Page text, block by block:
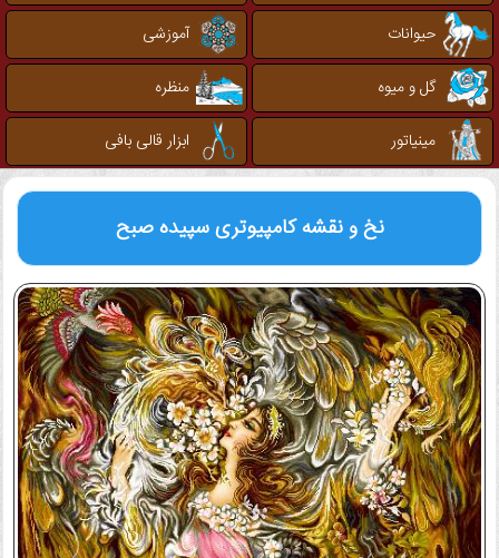
حیوانات
آموزشی
گل و میوه
منظره
مینیاتور
ابزار قالی بافی
نخ و نقشه کامپیوتریسپیده صبح